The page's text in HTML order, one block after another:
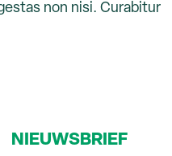
non nisi. Curabitur
NIEUWSBRIEF